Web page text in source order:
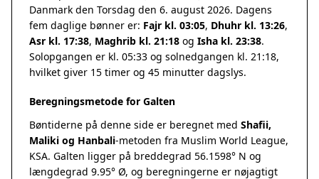
Danmark den Torsdag den 6. august 2026. Dagens
fem daglige bønner er: Fajr kl. 03:05, Dhuhr kl. 13:26,
Asr kl. 17:38, Maghrib kl. 21:18 og Isha kl. 23:38.
Solopgangen er kl. 05:33 og solnedgangen kl. 21:18,
hvilket giver 15 timer og 45 minutter dagslys.
Beregningsmetode for Galten
Bøntiderne på denne side er beregnet med Shafii,
Maliki og Hanbali-metoden fra Muslim World League,
KSA. Galten ligger på breddegrad 56.1598° N og
længdegrad 9.95° Ø, og beregningerne er nøjagtigt